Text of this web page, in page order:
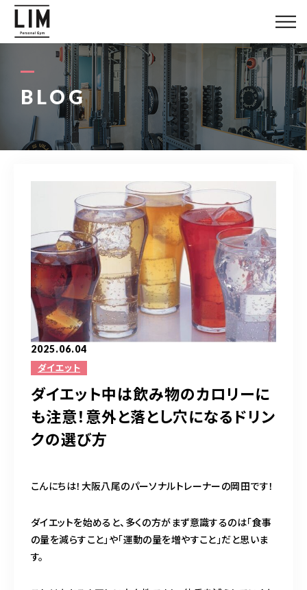
BLOG
2025.06.04
ダイエット
ダイエット中は飲み物のカロリーに
も注意！意外と落とし穴になるドリン
クの選び方
こんにちは！大阪八尾のパーソナルトレーナーの岡田です！
ダイエットを始めると、多くの方がまず意識するのは「食事
の量を減らすこと」や「運動の量を増やすこと」だと思いま
す。
LIMについて
料金システム
お客様の声
ブログ
アクセス
080-1447-8058
完全予約制（日曜除く）